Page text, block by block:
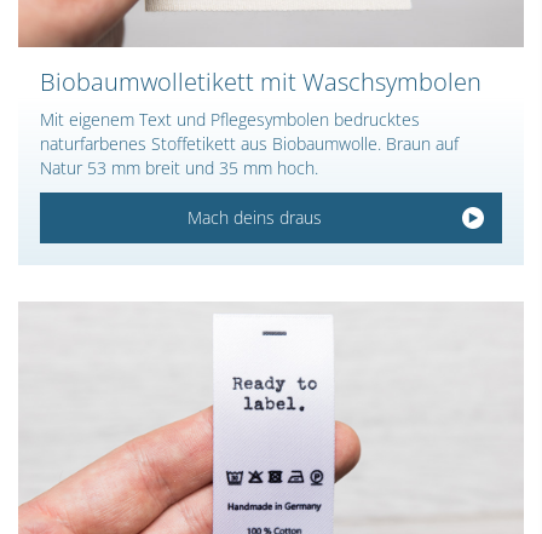
Biobaumwolletikett mit Waschsymbolen
Mit eigenem Text und Pflegesymbolen bedrucktes
naturfarbenes Stoffetikett aus Biobaumwolle. Braun auf
Natur 53 mm breit und 35 mm hoch.
Mach deins draus